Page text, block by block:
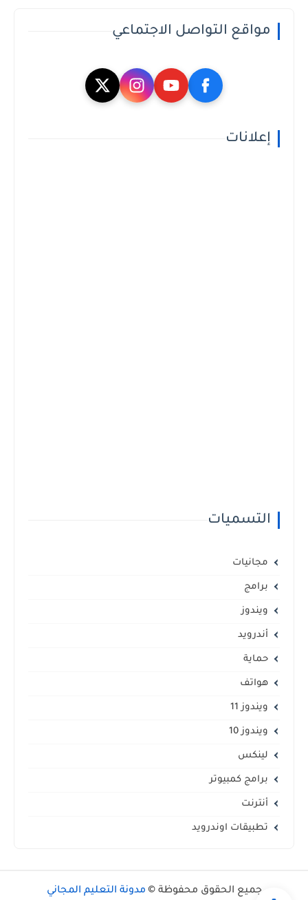
مواقع التواصل الاجتماعي
إعلانات
التسميات
مجانيات
برامج
ويندوز
أندرويد
حماية
هواتف
ويندوز 11
ويندوز 10
لينكس
برامج كمبيوتر
أنترنت
تطبيقات اوندرويد
جميع الحقوق محفوظة © مدونة التعليم المجاني